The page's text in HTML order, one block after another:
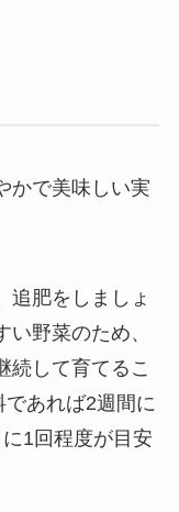
かで美味しい実
追肥をしましょ
野菜のため、
続して育てるこ
あれば2週間に
1回程度が目安